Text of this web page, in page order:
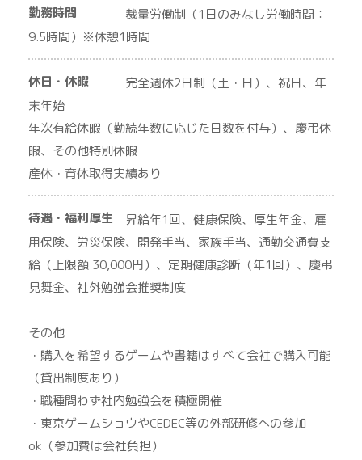
勤務時間
裁量労働制（1日のみなし労働時間：
9.5時間）※休憩1時間
休日・休暇
完全週休2日制（土・日）、祝日、年
末年始
年次有給休暇（勤続年数に応じた日数を付与）、慶弔休
暇、その他特別休暇
産休・育休取得実績あり
待遇・福利厚生
昇給年1回、健康保険、厚生年金、雇
用保険、労災保険、開発手当、家族手当、通勤交通費支
給（上限額 30,000円）、定期健康診断（年1回）、慶弔
見舞金、社外勉強会推奨制度
その他
・購入を希望するゲームや書籍はすべて会社で購入可能
（貸出制度あり）
・職種問わず社内勉強会を積極開催
・東京ゲームショウやCEDEC等の外部研修への参加
ok（参加費は会社負担）